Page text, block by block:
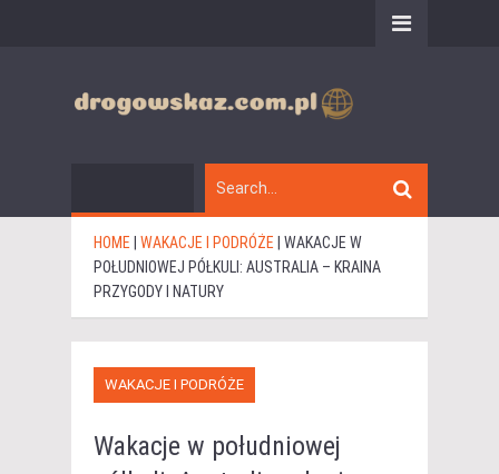
HOME WAKACJE I PODRÓŻE
WAKACJE W
POŁUDNIOWEJ PÓŁKULI: AUSTRALIA – KRAINA
PRZYGODY I NATURY
WAKACJE I PODRÓŻE
Wakacje w południowej